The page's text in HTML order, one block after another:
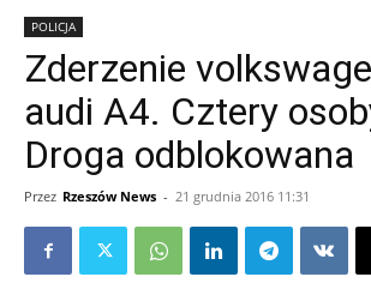
POLICJA
Zderzenie
audi A4. Cztery
Droga odblokowana
Przez Rzeszów News - 21 grudnia 2016 11:31